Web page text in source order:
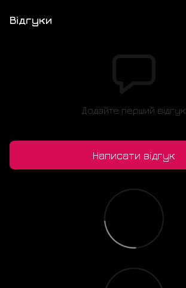
Відгуки
Додайте перший відгук
Написати відгук